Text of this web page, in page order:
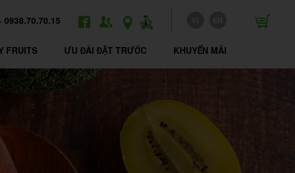
0938.70.70.15 FACEBOOK
TUYỂNLIÊN
HÀNG
FRUITS ƯU ĐÃI ĐẶT TRƯỚC KHUYẾN MÃI